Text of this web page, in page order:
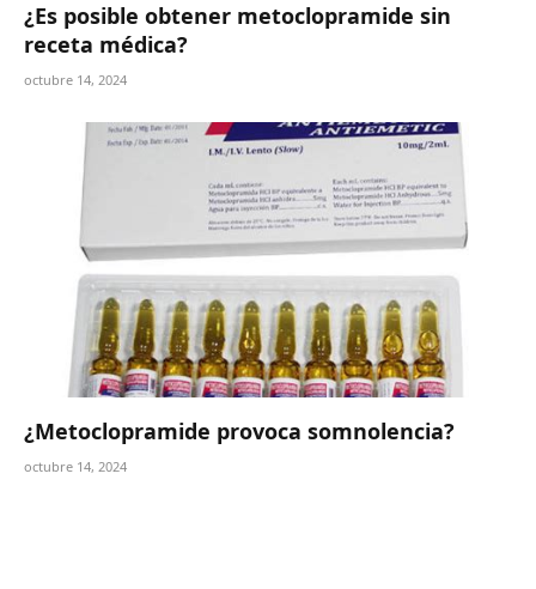
¿Es posible obtener metoclopramide sin
receta médica?
octubre 14, 2024
¿Metoclopramide provoca somnolencia?
octubre 14, 2024